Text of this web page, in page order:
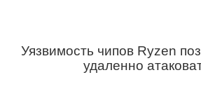
Уязвимость чипов Ryzen
удаленно